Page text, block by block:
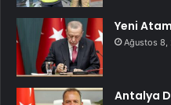
Yeni
Ağustos 8,
Antalya